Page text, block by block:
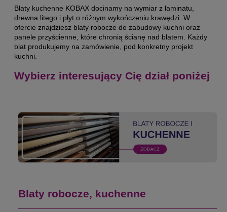
Blaty kuchenne KOBAX docinamy na wymiar z laminatu,
drewna litego i płyt o różnym wykończeniu krawędzi. W
ofercie znajdziesz blaty robocze do zabudowy kuchni oraz
panele przyścienne, które chronią ścianę nad blatem. Każdy
blat produkujemy na zamówienie, pod konkretny projekt
kuchni.
Wybierz interesujący Cię dział poniżej
Blaty robocze, kuchenne